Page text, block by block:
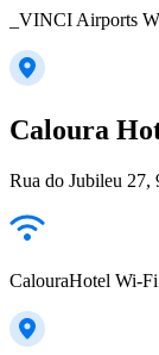
_VINCI Airports
Caloura
Rua do Jubileu 27,
CalouraHotel Wi-Fi